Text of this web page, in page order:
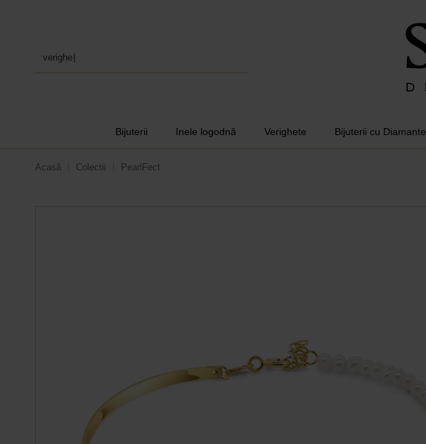
verighete
Bijuterii Inele logodnă Verighete Bijuterii cu Diamante
Acasă Colectii PearlFect